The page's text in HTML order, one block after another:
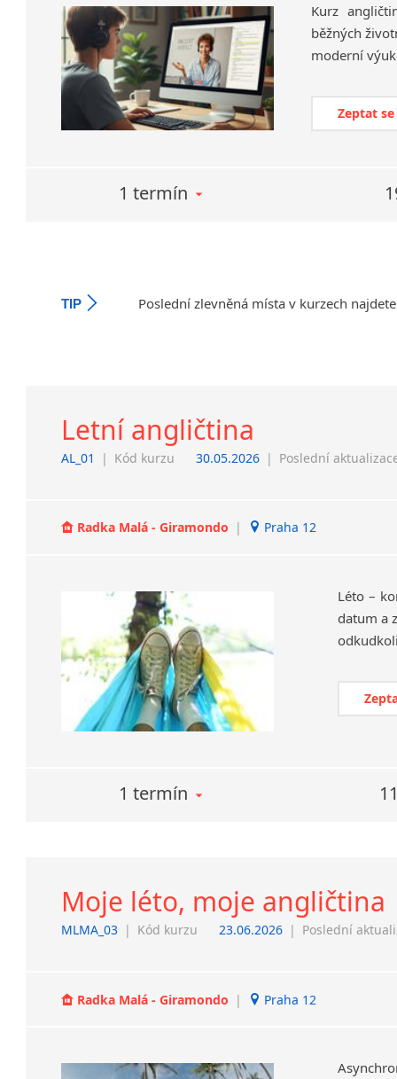
Kurz
běžných
Zeptat
1 termín
TIP Poslední zlevněná místa v kurzech
Letní angličtina
AL_01 | Kód kurzu 30.05.2026 | Poslední
Radka Malá - Giramondo | Praha 12
Léto –
datum a
1 termín
Moje léto, moje angličtina
MLMA_03 | Kód kurzu 23.06.2026 | Poslední
Radka Malá - Giramondo | Praha 12